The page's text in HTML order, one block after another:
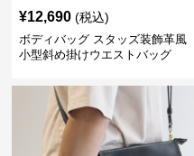
¥12,690 (税込)
ボディバッグ スタッズ装飾革風
小型斜め掛けウエストバッグ